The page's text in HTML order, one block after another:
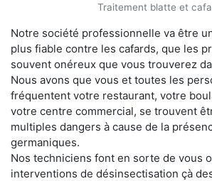
Traitement blatte et
Notre société professionnelle va être
plus fiable contre les cafards, que les
souvent onéreux que vous trouverez
Nous avons que vous et toutes les
fréquentent votre restaurant, votre
votre centre commercial, se trouvent
multiples dangers à cause de la
germaniques.
Nos techniciens font en sorte de vous
interventions de désinsectisation çà